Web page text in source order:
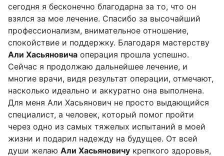
сегодня я бесконечно благодарна за то, что он
взялся за мое лечение. Спасибо за высочайший
профессионализм, внимательное отношение,
спокойствие и поддержку. Благодаря мастерству
Али Хасьяновича операция прошла успешно.
Сейчас я продолжаю дальнейшее лечение, и
многие врачи, видя результат операции, отмечают,
насколько идеально и аккуратно она выполнена.
Для меня Али Хасьянович не просто выдающийся
специалист, а человек, который помог пройти
через одно из самых тяжелых испытаний в моей
жизни и подарил надежду на будущее. От всей
души желаю Али Хасьяновичу крепкого здоровья,